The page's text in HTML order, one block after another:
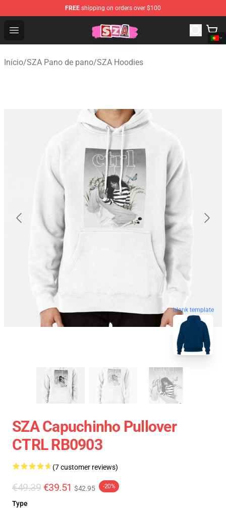
FREE shipping on orders over $100
Open menu
SZA Shop - Official SZA Merchandise Store
Início/SZA Pano de pano/SZA Hoodies
blank template
SZA Capuchinho Pullover
CTRL RB0903
(7 customer reviews)
€49.39 €39.51 $42.95 -20%
Type